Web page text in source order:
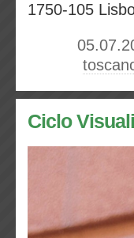
1750-105
Ciclo